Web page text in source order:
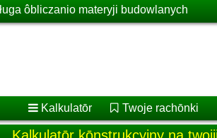
ôbliczanio materyji budowlanych
Kalkulatōr Twoje rachōnki